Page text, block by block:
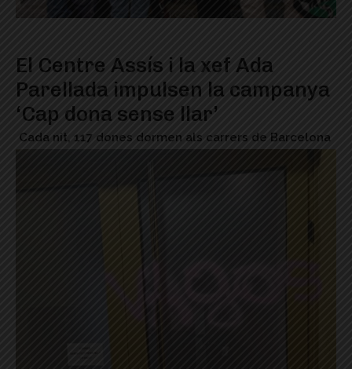
El Centre Assís i la xef Ada
Parellada impulsen la campanya
‘Cap dona sense llar’
Cada nit, 117 dones dormen als carrers de Barcelona